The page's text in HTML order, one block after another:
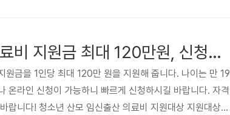
청소년 산모 임신출산 의료비 지원금 최대 120만원, 신청대상, 방법
원금을 1인당 최대 120만 원을 지원해 줍니다. 나이는 만 19
온라인 신청이 가능하니 빠르게 신청하시길 바랍니다. 자격
랍니다! 청소년 산모 임신출산 의료비 지원대상 지원대상은